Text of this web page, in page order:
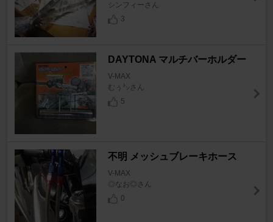
シンフィーさん
3
DAYTONA マルチバーホルダー
V-MAX
むぅ㌧さん
5
不明 メッシュブレーキホース
V-MAX
◎なお◎さん
0